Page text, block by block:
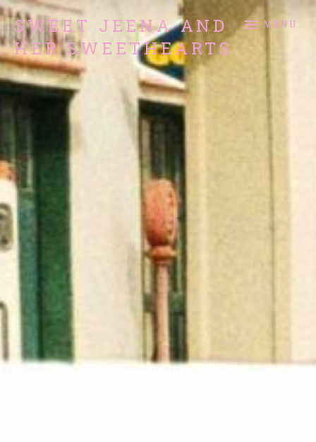
SWEET JEENA AND
HER SWEETHEARTS
Rock and Roll Band
MENU